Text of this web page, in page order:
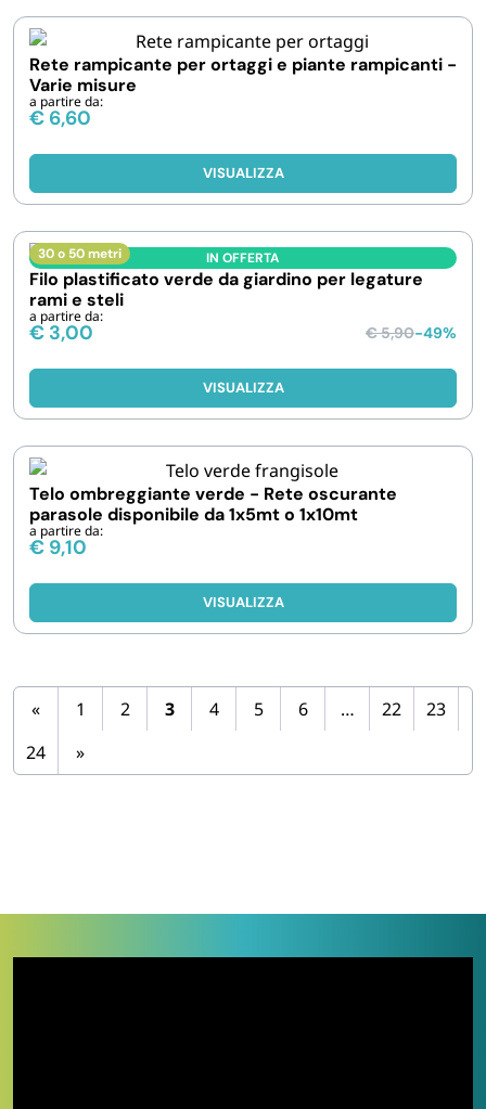
Rete rampicante per ortaggi e piante rampicanti -
Varie misure
a partire da:
€ 6,60
VISUALIZZA
IN OFFERTA
30 o 50 metri
Filo plastificato verde da giardino per legature
rami e steli
a partire da:
€ 3,00 €5,90-49%
VISUALIZZA
Telo ombreggiante verde - Rete oscurante
parasole disponibile da 1x5mt o 1x10mt
a partire da:
€ 9,10
VISUALIZZA
« 1 2 3 4 5 6 … 22
23
24
»